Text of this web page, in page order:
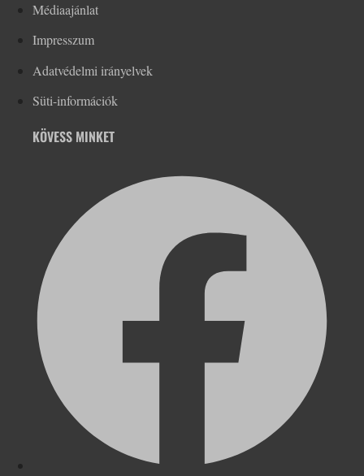
Médiaajánlat
Impresszum
Adatvédelmi irányelvek
Süti-információk
KÖVESS MINKET